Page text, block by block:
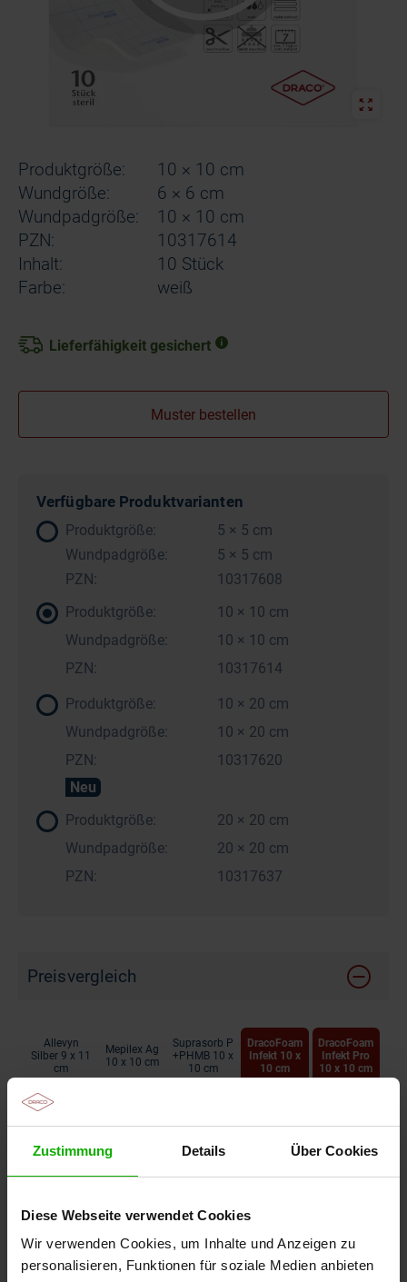
Zustimmung Details Über Cookies
Diese Webseite verwendet Cookies
Wir verwenden Cookies, um Inhalte und Anzeigen zu
personalisieren, Funktionen für soziale Medien anbieten
Produktgröße:
10 × 10 cm
Wundgröße:
6 × 6 cm
Wundpadgröße:
10 × 10 cm
PZN:
10317614
Inhalt:
10 Stück
Farbe:
weiß
Lieferfähigkeit gesichert
Verfügbare Produktvarianten
Produktgröße:
5 × 5 cm
Wundpadgröße:
5 × 5 cm
PZN:
10317608
Produktgröße:
10 × 10 cm
Wundpadgröße:
10 × 10 cm
PZN:
10317614
Produktgröße:
10 × 20 cm
Wundpadgröße:
10 × 20 cm
PZN:
10317620
Neu
Produktgröße:
20 × 20 cm
Wundpadgröße:
20 × 20 cm
PZN:
10317637
Preisvergleich
Allevyn
Silber 9 x 11
cm
Mepilex Ag
10 x 10 cm
Suprasorb P
+PHMB 10 x
10 cm
DracoFoam
Infekt 10 x
10 cm
DracoFoam
Infekt Pro
10 x 10 cm
487,50 €
Mölnlycke
Lohmann &
257,66 €